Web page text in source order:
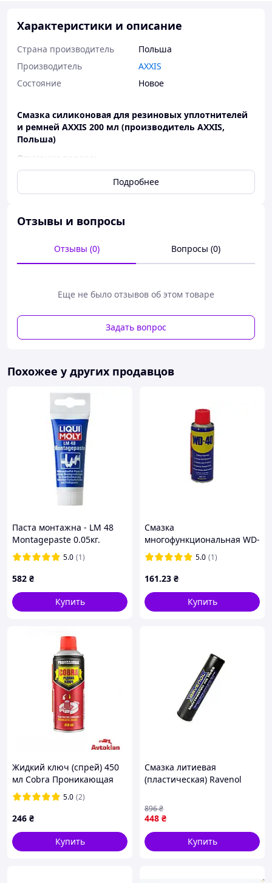
Характеристики и описание
Страна производитель
Польша
Производитель
AXXIS
Состояние
Новое
Смазка силиконовая для резиновых уплотнителей
и ремней AXXIS 200 мл (производитель AXXIS,
Польша)
Описание товара:
Силиконовая смазкаAXXIS 200 млпредназначено для
ухода, смазывания и защиты резиновых уплотнителей,
ремней и пластиковых элементов автомобиля.
предотвращает пересыхание, трещины и
примерзание, уменьшает скрипы и продлевает срок
Продукт изготовлен под брендом
AXXIS (Польша)
подходит как для профессионального использования на
Применение:
Смазка резиновых уплотнителей дверей,
багажника, капота
Защита от пересыхания, трещин и замерзания
Использование в легковых и грузовых
автомобилях
Характеристики:
Тип: силиконовая смазка
Форма: аэрозоль / спрей
Объем: 200 мл
Назначение: смазка и защита резины и
пластика
Преимущества:
элементов
Защищает от влаги, пересыхания и мороза
Устранение скрипов и трения
Безопасно для резины и пластика
Удобный аэрозольный формат
Европейское качество AXXIS
Силиконовая смазкаAXXIS 200 мл
ремнями, обеспечивая их надежную защиту и
длительный срок службы.
Подробнее
Отзывы и вопросы
Отзывы (0) Вопросы (0)
Еще не было отзывов об этом товаре
Задать вопрос
Похожее у других продавцов
Паста монтажна - LM 48
Montagepaste 0.05кг.
5.0 (1)
582 ₴
Купить
Смазка
многофункциональная WD-
40 (200ml) ТМ WD
5.0 (1)
161.23 ₴
Купить
Жидкий ключ (спрей) 450
мл Cobra Проникающая
смазка (NX45300)
5.0 (2)
246 ₴
Купить
Смазка литиевая
(пластическая) Ravenol
448 ₴
896₴
Купить